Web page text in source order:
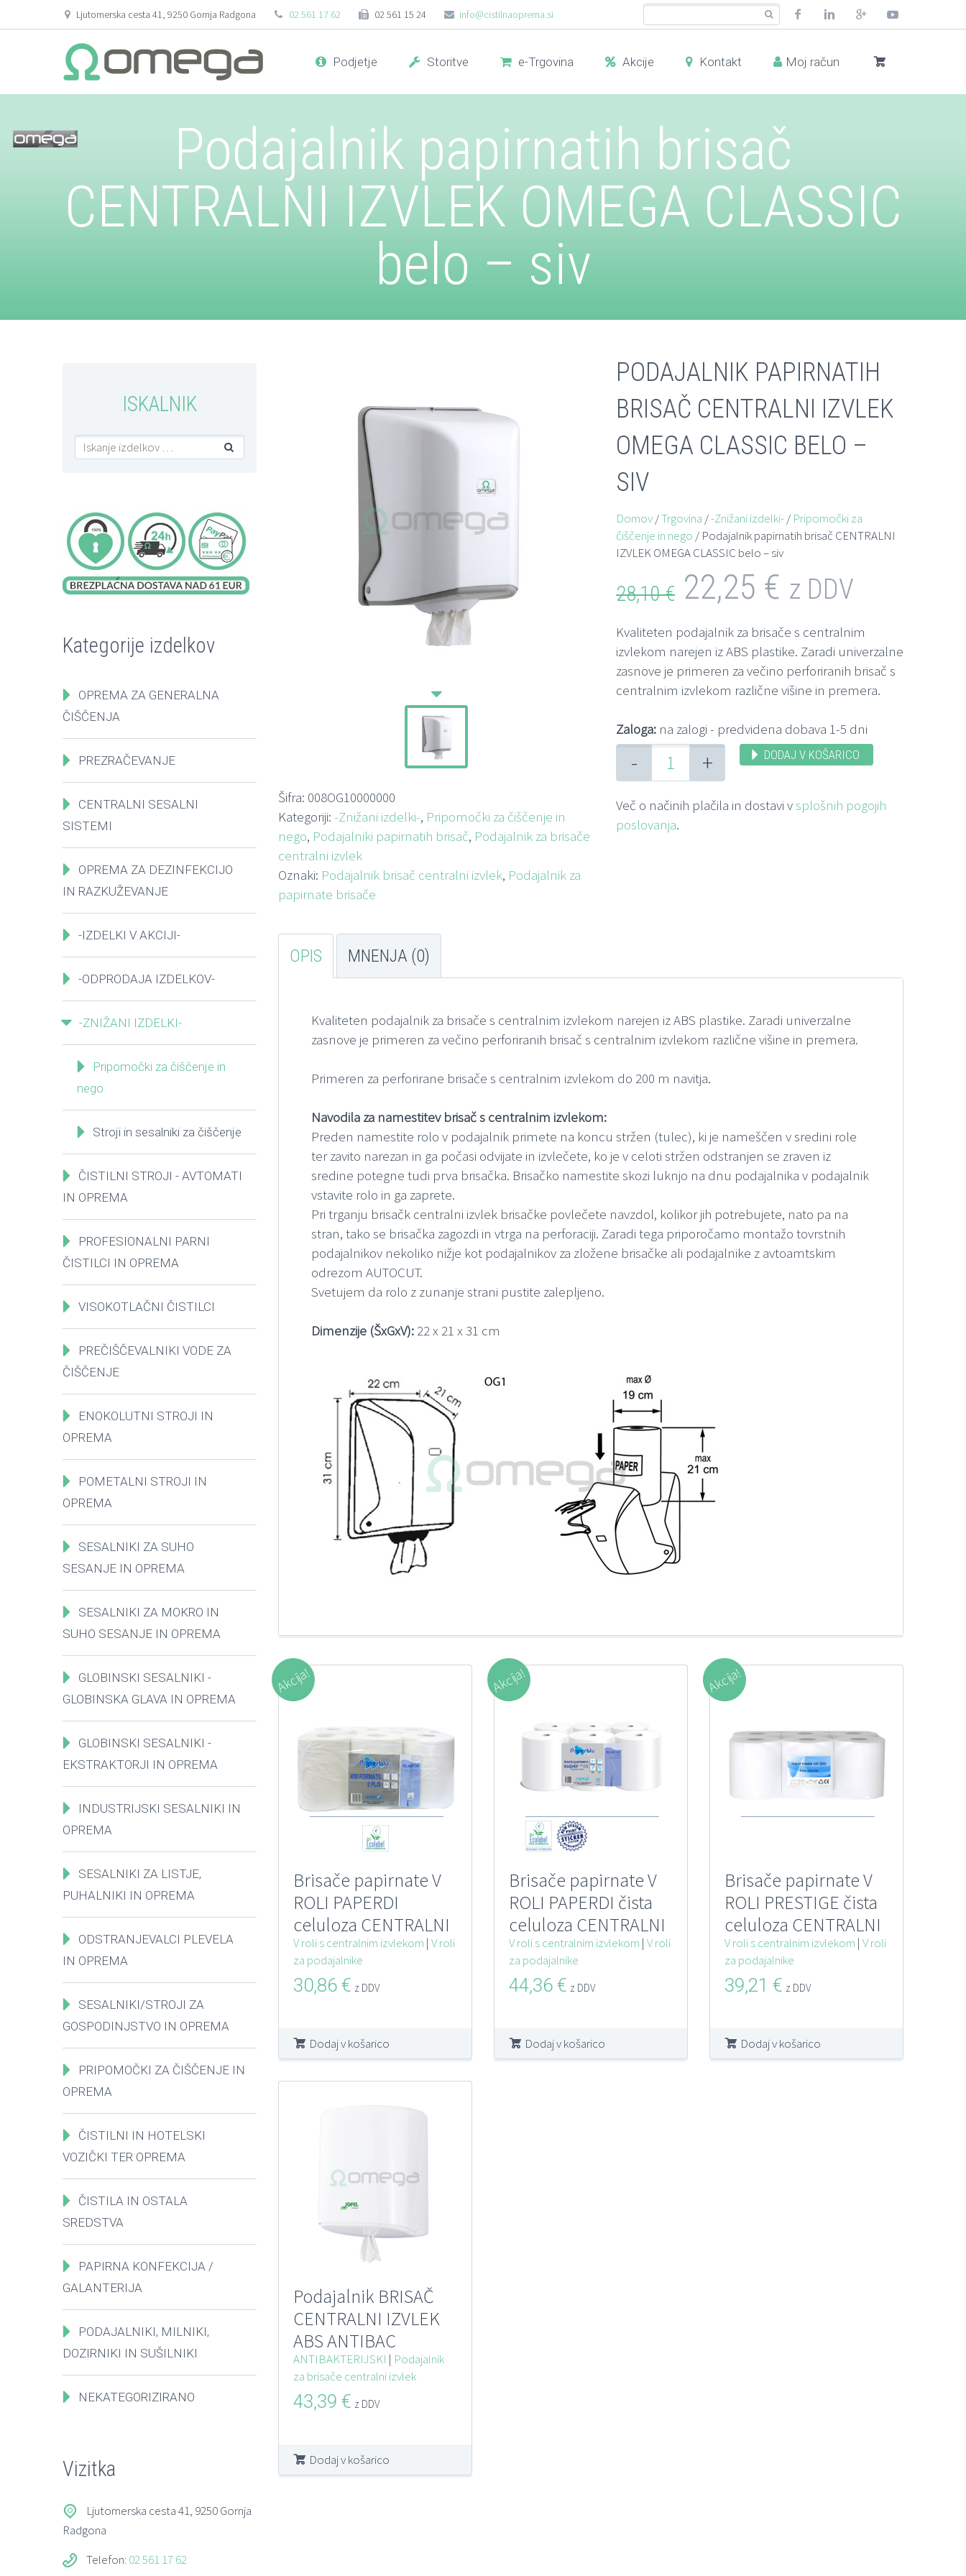
Ljutomerska cesta 41, 9250 Gornja Radgona 02 561 17 62 02 561 15 24 info@cistilnaoprema.si
Podjetje Storitve e-Trgovina Akcije Kontakt Moj račun
Podajalnik papirnatih brisač
CENTRALNI IZVLEK OMEGA CLASSIC
belo – siv
Šifra: 008OG10000000
Kategoriji: -Znižani izdelki-, Pripomočki za čiščenje in
nego, Podajalniki papirnatih brisač, Podajalnik za brisače
centralni izvlek
Oznaki: Podajalnik brisač centralni izvlek, Podajalnik za
papirnate brisače
PODAJALNIK PAPIRNATIH
BRISAČ CENTRALNI IZVLEK
OMEGA CLASSIC BELO –
SIV
Domov/Trgovina /-Znižani izdelki-/ Pripomočki za
čiščenje in nego / Podajalnik papirnatih brisač CENTRALNI
IZVLEK OMEGA CLASSIC belo – siv
28,10€ 22,25 € z DDV
Kvaliteten podajalnik za brisače s centralnim
izvlekom narejen iz ABS plastike. Zaradi univerzalne
zasnove je primeren za večino perforiranih brisač s
centralnim izvlekom različne višine in premera.
Zaloga: na zalogi - predvidena dobava 1-5 dni
- + DODAJ V KOŠARICO
Več o načinih plačila in dostavi vsplošnih pogojih
poslovanja.
OPIS MNENJA (0)
Kvaliteten podajalnik za brisače s centralnim izvlekom narejen iz ABS plastike. Zaradi univerzalne
zasnove je primeren za večino perforiranih brisač s centralnim izvlekom različne višine in premera.
Primeren za perforirane brisače s centralnim izvlekom do 200 m navitja.
Navodila za namestitev brisač s centralnim izvlekom:
Preden namestite rolo v podajalnik primete na koncu stržen (tulec), ki je nameščen v sredini role
ter zavito narezan in ga počasi odvijate in izvlečete, ko je v celoti stržen odstranjen se zraven iz
sredine potegne tudi prva brisačka. Brisačko namestite skozi luknjo na dnu podajalnika v podajalnik
vstavite rolo in ga zaprete.
Pri trganju brisačk centralni izvlek brisačke povlečete navzdol, kolikor jih potrebujete, nato pa na
stran, tako se brisačka zagozdi in vtrga na perforaciji. Zaradi tega priporočamo montažo tovrstnih
podajalnikov nekoliko nižje kot podajalnikov za zložene brisačke ali podajalnike z avtoamtskim
odrezom AUTOCUT.
Svetujem da rolo z zunanje strani pustite zalepljeno.
Dimenzije (ŠxGxV): 22 x 21 x 31 cm
Akcija!
Brisače papirnate V
ROLI PAPERDI
celuloza CENTRALNI
IZVLEK perforirane
R19 Š20 S5 2SL 130 m
6/1
V roli s centralnim izvlekom | V roli
za podajalnike
30,86 € z DDV
Dodaj v košarico
Akcija!
Brisače papirnate V
ROLI PAPERDI čista
celuloza CENTRALNI
IZVLEK MAXI 180 m
6/1
V roli s centralnim izvlekom | V roli
za podajalnike
44,36 € z DDV
Dodaj v košarico
Akcija!
Brisače papirnate V
ROLI PRESTIGE čista
celuloza CENTRALNI
IZVLEK Š22 S50 R18
6/1
V roli s centralnim izvlekom | V roli
za podajalnike
39,21 € z DDV
Dodaj v košarico
Podajalnik BRISAČ
CENTRALNI IZVLEK
ABS ANTIBAC
antibakterijski s
srebrnimi ioni
ANTIBAKTERIJSKI | Podajalnik
za brisače centralni izvlek
43,39 € z DDV
Dodaj v košarico
ISKALNIK

Kategorije izdelkov
OPREMA ZA GENERALNA
ČIŠČENJA
PREZRAČEVANJE
CENTRALNI SESALNI
SISTEMI
OPREMA ZA DEZINFEKCIJO
IN RAZKUŽEVANJE
-IZDELKI V AKCIJI-
-ODPRODAJA IZDELKOV-
-ZNIŽANI IZDELKI-
Pripomočki za čiščenje in
nego
Stroji in sesalniki za čiščenje
ČISTILNI STROJI - AVTOMATI
IN OPREMA
PROFESIONALNI PARNI
ČISTILCI IN OPREMA
VISOKOTLAČNI ČISTILCI
PREČIŠČEVALNIKI VODE ZA
ČIŠČENJE
ENOKOLUTNI STROJI IN
OPREMA
POMETALNI STROJI IN
OPREMA
SESALNIKI ZA SUHO
SESANJE IN OPREMA
SESALNIKI ZA MOKRO IN
SUHO SESANJE IN OPREMA
GLOBINSKI SESALNIKI -
GLOBINSKA GLAVA IN OPREMA
GLOBINSKI SESALNIKI -
EKSTRAKTORJI IN OPREMA
INDUSTRIJSKI SESALNIKI IN
OPREMA
SESALNIKI ZA LISTJE,
PUHALNIKI IN OPREMA
ODSTRANJEVALCI PLEVELA
IN OPREMA
SESALNIKI/STROJI ZA
GOSPODINJSTVO IN OPREMA
PRIPOMOČKI ZA ČIŠČENJE IN
OPREMA
ČISTILNI IN HOTELSKI
VOZIČKI TER OPREMA
ČISTILA IN OSTALA
SREDSTVA
PAPIRNA KONFEKCIJA /
GALANTERIJA
PODAJALNIKI, MILNIKI,
DOZIRNIKI IN SUŠILNIKI
NEKATEGORIZIRANO
Vizitka
Ljutomerska cesta 41, 9250 Gornja
Radgona
Telefon: 02 561 17 62